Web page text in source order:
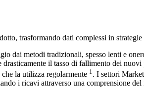
trasformando dati complessi in
dai metodi tradizionali, spesso lenti e
il tasso di fallimento dei
la utilizza regolarmente 1 . I settori
i ricavi attraverso una comprensione del